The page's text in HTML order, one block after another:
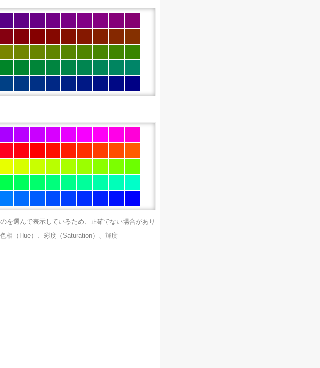
を選んで表示しているため、正確でない場合があり
相（Hue）、彩度（Saturation）、輝度